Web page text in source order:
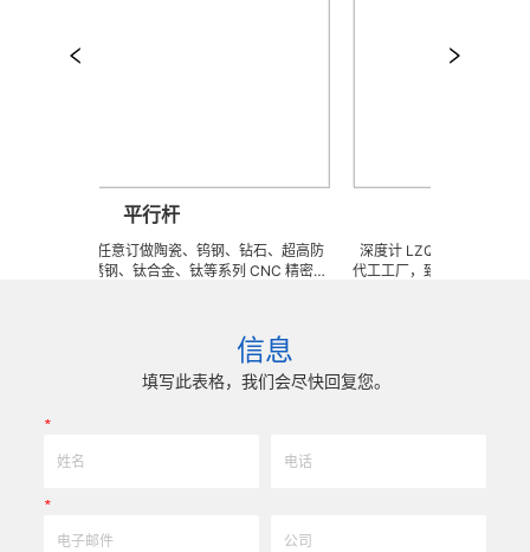
平行杆
来图来样任意订做陶瓷、钨钢、钻石、超高防
韧性不锈钢、钛合金、钛等系列 CNC 精密刀
、耐冲击、高精密度、组合成 型的加工，具
刃口品质和高可至士 0.0005mm( ± 0.5um) 的
寸公差，实现高效率、低成本的应用。
深度计 LZQ 是一家生产各种牙
代工工厂，致力于超高防锈高硬
来图来样任意定制各种牙科种植
信息
填写此表格，我们会尽快回复您。
*
*